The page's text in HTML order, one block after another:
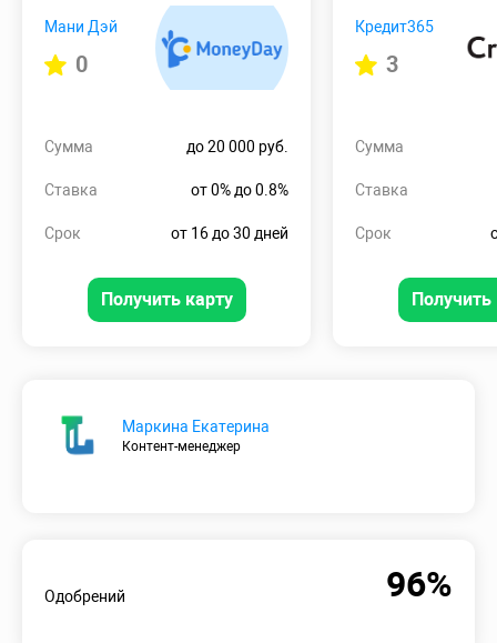
Мани Дэй
0
Сумма до 20 000 руб.
Ставка от 0% до 0.8%
Срок от 16 до 30 дней
Получить карту
Кредит365
3
Сумма
Ставка
Срок
Получить
Маркина Екатерина
Контент-менеджер
Одобрений 96%